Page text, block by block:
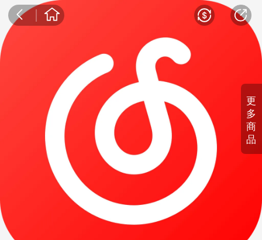
更
多
商
品